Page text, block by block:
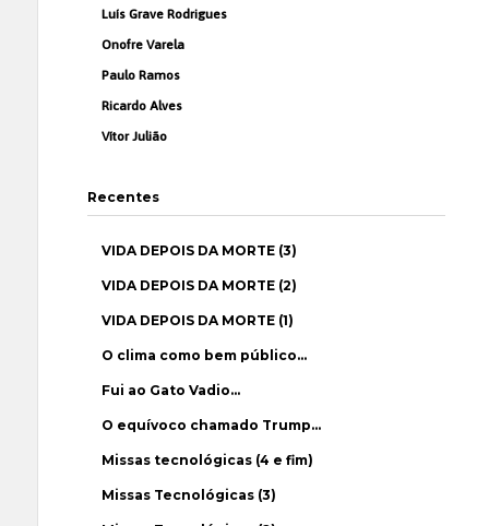
Luís Grave Rodrigues
Onofre Varela
Paulo Ramos
Ricardo Alves
Vítor Julião
Recentes
VIDA DEPOIS DA MORTE (3)
VIDA DEPOIS DA MORTE (2)
VIDA DEPOIS DA MORTE (1)
O clima como bem público…
Fui ao Gato Vadio…
O equívoco chamado Trump…
Missas tecnológicas (4 e fim)
Missas Tecnológicas (3)